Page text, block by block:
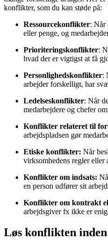
konflikter, som du kan støde på:
Ressourcekonflikter: Når
eller penge, og
Prioriteringskonflikter:
hvad der er vigtigst at få
Personlighedskonflikter:
arbejder forskelligt, har
Ledelseskonflikter: Når
medarbejdere og chefer
Konflikter relateret til
arbejdspladsen gør
Etiske konflikter: Når
virksomhedens regler eller
Konflikter om indsats:
en person udfører sit
Konflikter om kontrakt
arbejdsgiver fx ikke er
Løs konflikten